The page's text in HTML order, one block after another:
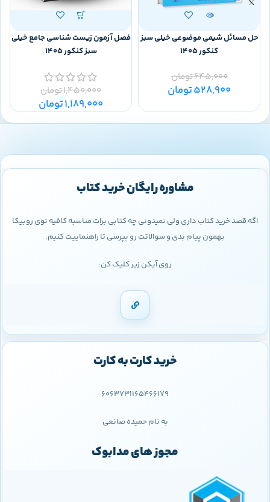
حل مسائل شیمی موضوعی خیلی سبز
کنکور 1405
645,000تومان
528,900تومان
فصل آزمون زیست شناسی جامع خیلی
سبز کنکور 1405
1,450,000تومان
1,189,000تومان
مشاوره رایگان خرید کتاب
اگه قصد خرید کتاب داری ولی نمیدونی چه کتابی برات مناسبه کافیه توی روبیکا
بهمون پیام بدی و سوالاتت رو بپرسی تا راهنماییت کنیم.
روی آیکن زیر کلیک کن:
خرید کارت به کارت
6063731165466179
به نام حمیده صانعی
مجوز های مدابوک